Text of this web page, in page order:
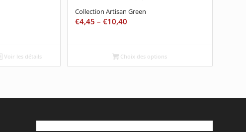
Voir les détails
Collection Artisan Green
€4,45 – €10,40
Choix des options